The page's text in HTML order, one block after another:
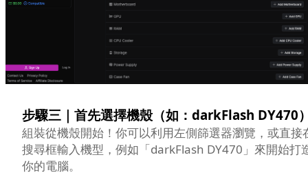
步驟三｜首先選擇機殼（如：darkFlash DY470
組裝從機殼開始！你可以利用左側篩選器瀏覽，或直接
搜尋框輸入機型，例如「darkFlash DY470」來開始打
你的電腦。